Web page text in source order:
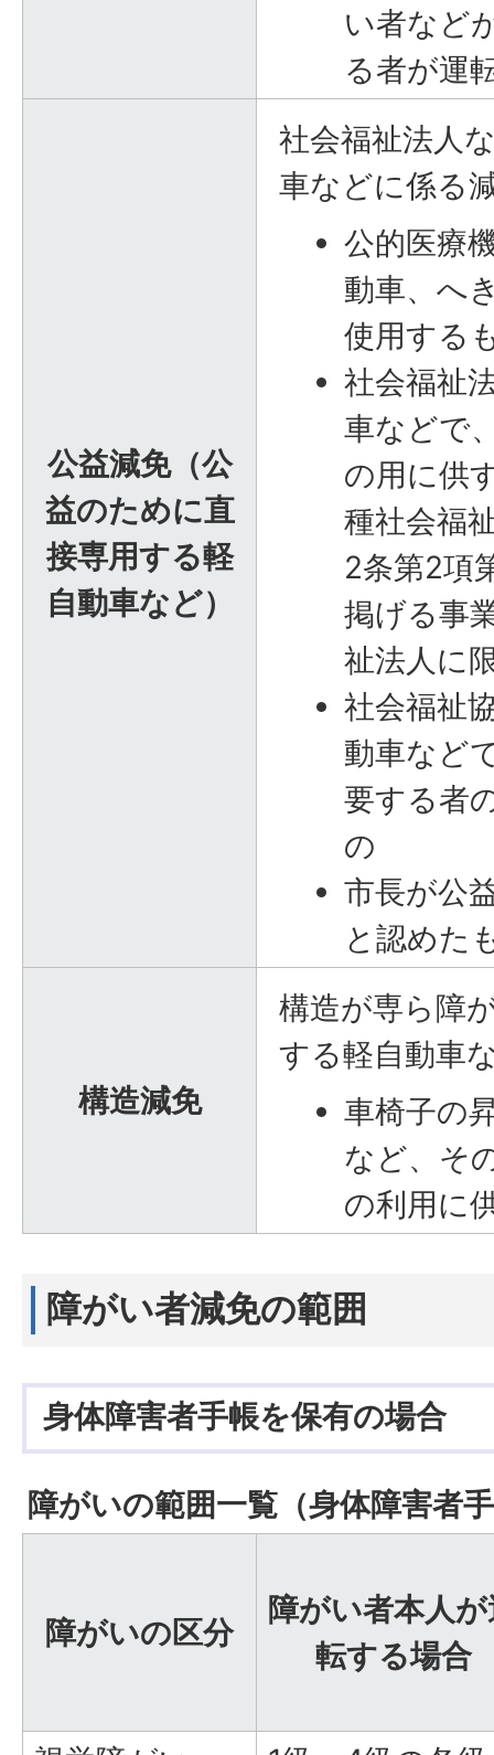
い者など
る者が運
公益減免（公
益のために直
接専用する軽
自動車など）
社会福祉法人
車などに係る
公的医療
動車、へ
使用する
社会福祉
車などで
の用に供
種社会福
2条第2項
掲げる事
祉法人に
社会福祉
動車など
要する者
の
市長が公
と認めた
構造減免
構造が専ら障
する軽自動車
車椅子の
など、そ
の利用に
障がい者減免の範囲
身体障害者手帳を保有の場合
障がいの範囲一覧（身体障害者
障がいの区分
障がい者本人
転する場合